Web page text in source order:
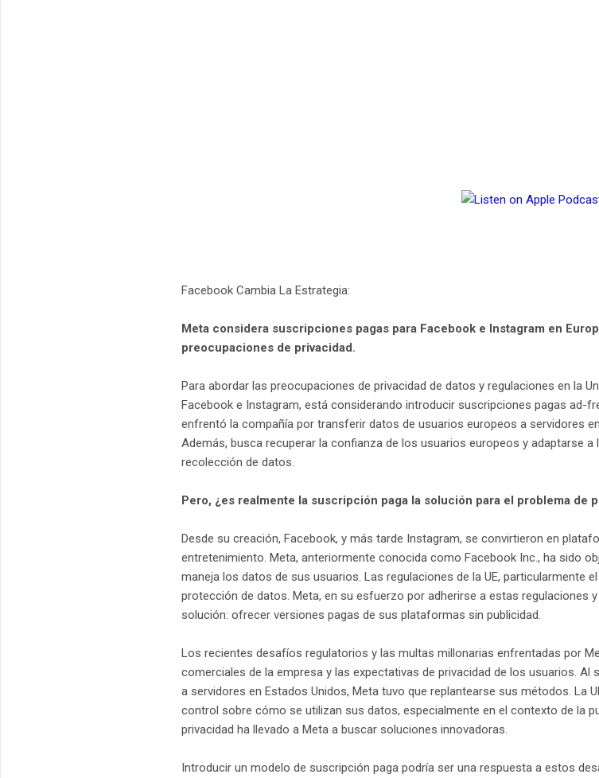
Facebook Cambia La Estrategia:
Meta considera suscripciones pagas para Facebook e Instagram en
preocupaciones de privacidad.
Para abordar las preocupaciones de privacidad de datos y regulaciones en la
Facebook e Instagram, está considerando introducir suscripciones pagas ad-
enfrentó la compañía por transferir datos de usuarios europeos a servidores
Además, busca recuperar la confianza de los usuarios europeos y adaptarse
recolección de datos.
Pero, ¿es realmente la suscripción paga la solución para el problema de
Desde su creación, Facebook, y más tarde Instagram, se convirtieron en
entretenimiento. Meta, anteriormente conocida como Facebook Inc., ha sido
maneja los datos de sus usuarios. Las regulaciones de la UE, particularmente
protección de datos. Meta, en su esfuerzo por adherirse a estas regulaciones
solución: ofrecer versiones pagas de sus plataformas sin publicidad.
Los recientes desafíos regulatorios y las multas millonarias enfrentadas por
comerciales de la empresa y las expectativas de privacidad de los usuarios.
a servidores en Estados Unidos, Meta tuvo que replantearse sus métodos. La
control sobre cómo se utilizan sus datos, especialmente en el contexto de la
privacidad ha llevado a Meta a buscar soluciones innovadoras.
Introducir un modelo de suscripción paga podría ser una respuesta a estos